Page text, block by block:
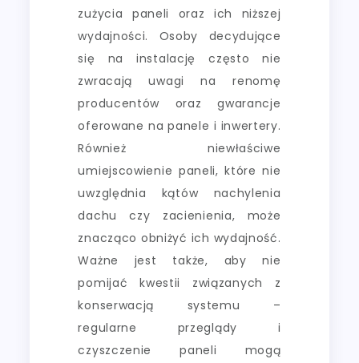
zużycia paneli oraz ich niższej
wydajności. Osoby decydujące
się na instalację często nie
zwracają uwagi na renomę
producentów oraz gwarancje
oferowane na panele i inwertery.
Również niewłaściwe
umiejscowienie paneli, które nie
uwzględnia kątów nachylenia
dachu czy zacienienia, może
znacząco obniżyć ich wydajność.
Ważne jest także, aby nie
pomijać kwestii związanych z
konserwacją systemu –
regularne przeglądy i
czyszczenie paneli mogą